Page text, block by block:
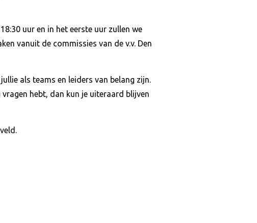
uur en in het eerste uur zullen we
vanuit de commissies van de v.v. Den
als teams en leiders van belang zijn.
hebt, dan kun je uiteraard blijven